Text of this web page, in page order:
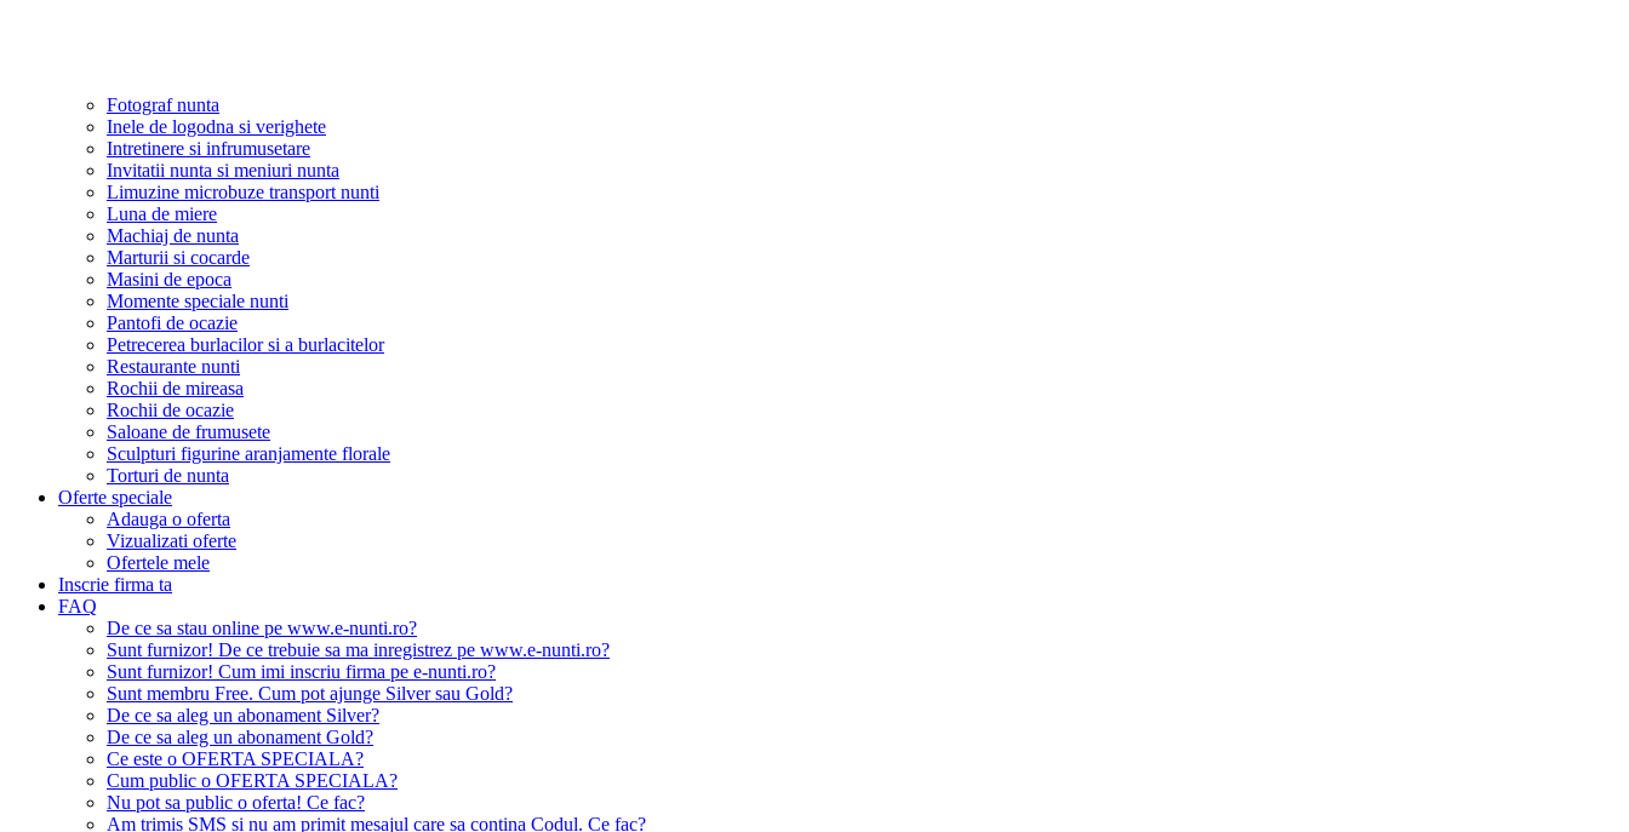
Fotograf nunta
Inele de logodna si verighete
Intretinere si infrumusetare
Invitatii nunta si meniuri nunta
Limuzine microbuze transport nunti
Luna de miere
Machiaj de nunta
Marturii si cocarde
Masini de epoca
Momente speciale nunti
Pantofi de ocazie
Petrecerea burlacilor si a burlacitelor
Restaurante nunti
Rochii de mireasa
Rochii de ocazie
Saloane de frumusete
Sculpturi figurine aranjamente florale
Torturi de nunta
Oferte speciale
Adauga o oferta
Vizualizati oferte
Ofertele mele
Inscrie firma ta
FAQ
De ce sa stau online pe www.e-nunti.ro?
Sunt furnizor! De ce trebuie sa ma inregistrez pe www.e-nunti.ro?
Sunt furnizor! Cum imi inscriu firma pe e-nunti.ro?
Sunt membru Free. Cum pot ajunge Silver sau Gold?
De ce sa aleg un abonament Silver?
De ce sa aleg un abonament Gold?
Ce este o OFERTA SPECIALA?
Cum public o OFERTA SPECIALA?
Nu pot sa public o oferta! Ce fac?
Am trimis SMS si nu am primit mesajul care sa contina Codul. Ce fac?